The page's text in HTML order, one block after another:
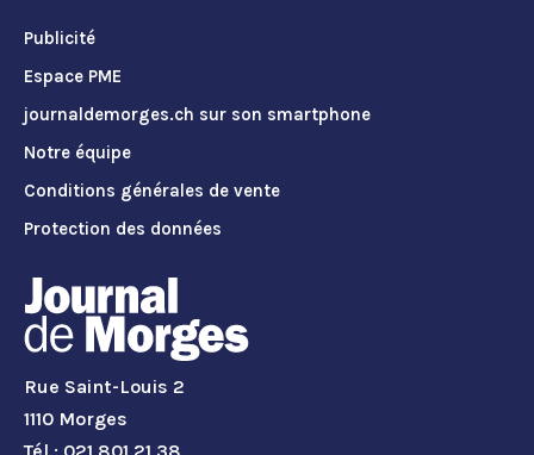
Publicité
Espace PME
journaldemorges.ch sur son smartphone
Notre équipe
Conditions générales de vente
Protection des données
Rue Saint-Louis 2
1110 Morges